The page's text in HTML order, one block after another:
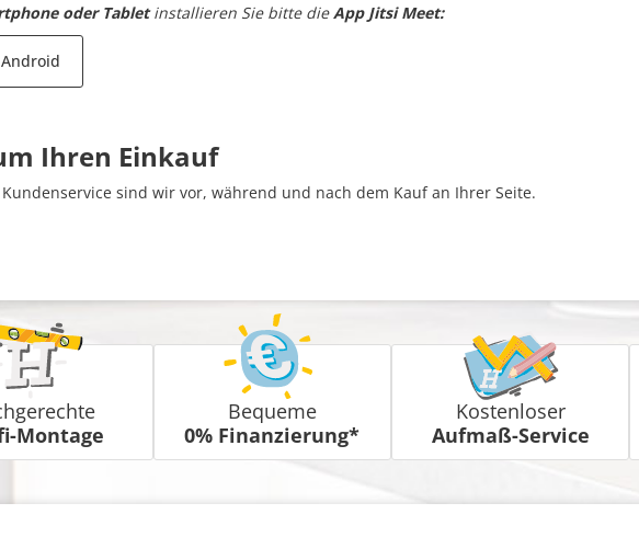
oder Tabletinstallieren Sie bitte dieApp Jitsi Meet:
Ihren Einkauf
sind wir vor, während und nach dem Kauf an Ihrer Seite.
Montage
Bequeme
0% Finanzierung*
Kostenloser
Aufmaß-Service